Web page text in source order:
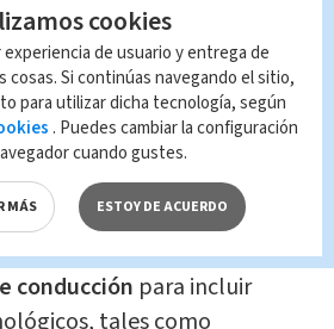
se alinea con las
de la Organización
Salud (OMS)y la
del
, que instan a los
periódicamente los
conducción para incluir
tales como
cookies
de usuario y entrega de
Si continúas navegando el sitio,
para utilizar dicha tecnología, según
. Puedes cambiar la configuración
cuando gustes.
MÁS ESTOY DE ACUERDO